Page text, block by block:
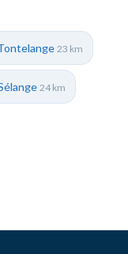
23 km
24 km